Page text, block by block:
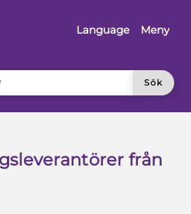
Language
Meny
Sök
från